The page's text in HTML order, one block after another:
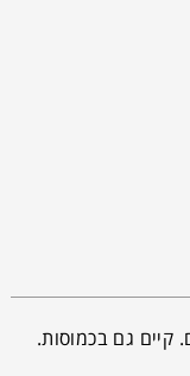
קיים גם בכמוסות.